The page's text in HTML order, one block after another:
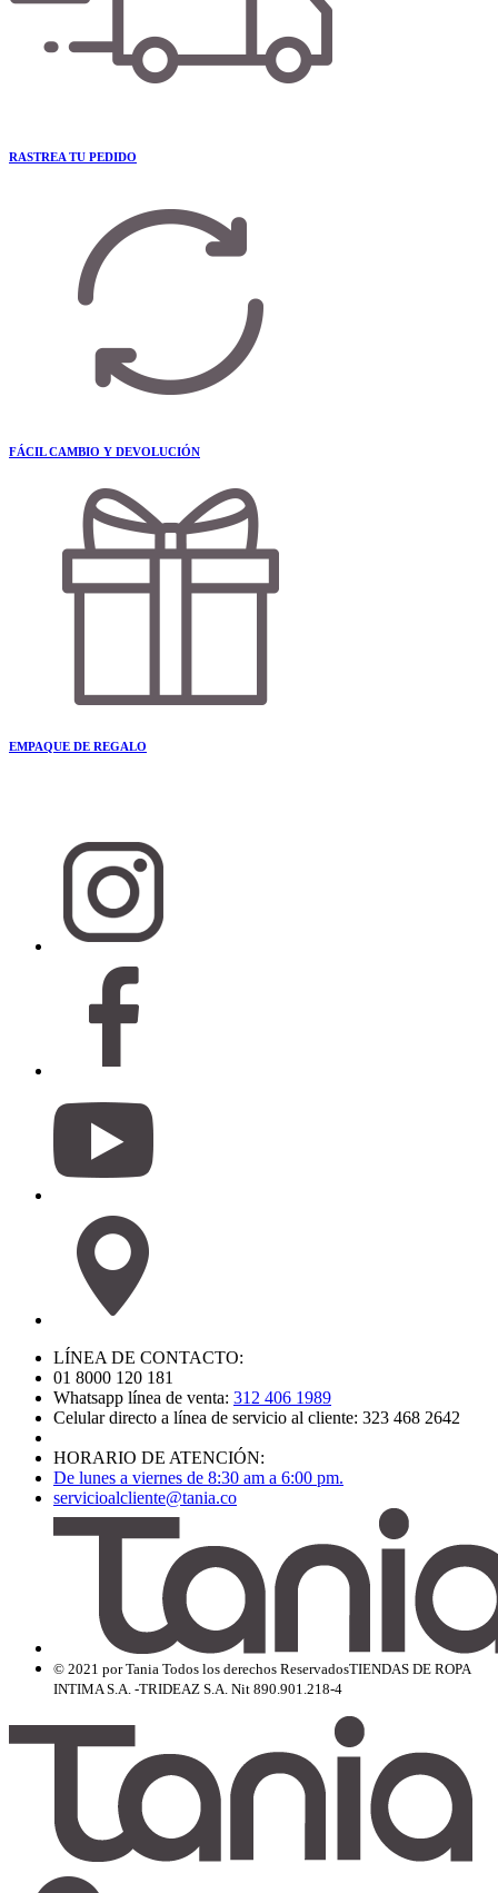
RASTREA TU PEDIDO
FÁCIL CAMBIO Y DEVOLUCIÓN
EMPAQUE DE REGALO
LÍNEA DE CONTACTO:
01 8000 120 181
Whatsapp línea de venta: 312 406 1989
Celular directo a línea de servicio al cliente: 323 468 2642
HORARIO DE ATENCIÓN:
De lunes a viernes de 8:30 am a 6:00 pm.
servicioalcliente@tania.co
© 2021 por Tania Todos los derechos ReservadosTIENDAS DE ROPA
INTIMA S.A. -TRIDEAZ S.A. Nit 890.901.218-4